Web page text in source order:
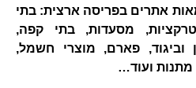
אתרים בפריסה ארצית: בתי
מסעדות, בתי קפה,
וביגוד, פארם, מוצרי חשמל,
מתנות ועוד…